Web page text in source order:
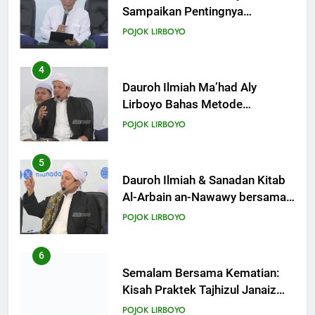
Sampaikan Pentingnya
Mempelajari Ilmu Hadis Dalam
POJOK LIRBOYO
4
Dauroh Ilmiah Ma’had Aly
Lirboyo Bahas Metode
Ahlusunnah dalam
POJOK LIRBOYO
5
Dauroh Ilmiah & Sanadan Kitab
Al-Arbain an-Nawawy bersama
As-Syaikh Dr. Yasir Al-Adny
POJOK LIRBOYO
6
Semalam Bersama Kematian:
Kisah Praktek Tajhizul Janaiz
Siswa III Aliyah
POJOK LIRBOYO